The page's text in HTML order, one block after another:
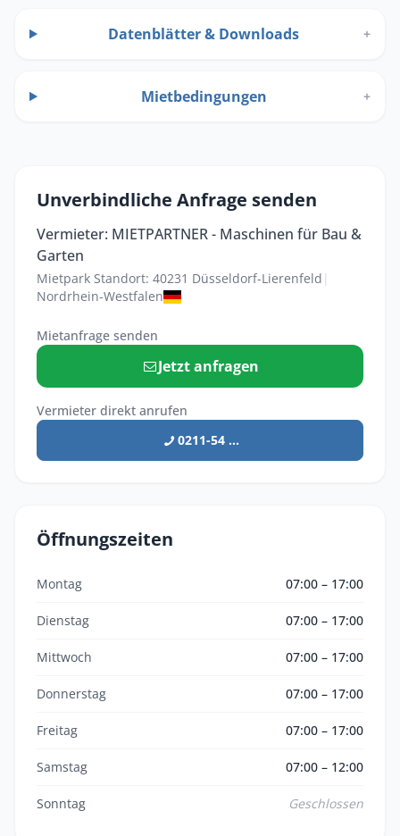
Datenblätter & Downloads +
Mietbedingungen +
Unverbindliche Anfrage senden
Vermieter: MIETPARTNER - Maschinen für Bau &
Garten
Mietpark Standort: 40231 Düsseldorf-Lierenfeld |
Nordrhein-Westfalen
Mietanfrage senden
Jetzt anfragen
Vermieter direkt anrufen
0211-54 ...
Öffnungszeiten
Montag 07:00 – 17:00
Dienstag 07:00 – 17:00
Mittwoch 07:00 – 17:00
Donnerstag 07:00 – 17:00
Freitag 07:00 – 17:00
Samstag 07:00 – 12:00
Sonntag Geschlossen